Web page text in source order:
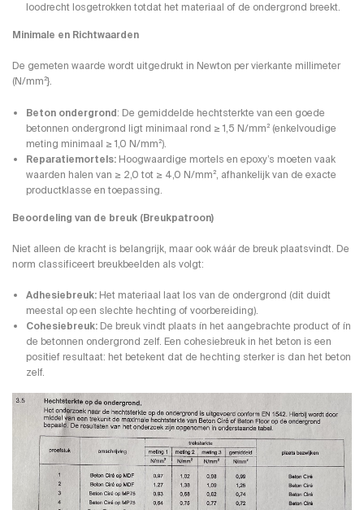
loodrecht losgetrokken totdat het materiaal of de ondergrond breekt.
Minimale en Richtwaarden
De gemeten waarde wordt uitgedrukt in Newton per vierkante millimeter
(N/mm²}.
Beton ondergrond: De gemiddelde hechtsterkte van een goede
betonnen ondergrond ligt minimaal rond ≥ 1,5 N/mm² (enkelvoudige
meting minimaal ≥ 1,0 N/mm²).
Reparatiemortels: Hoogwaardige mortels en epoxy’s moeten vaak
waarden halen van ≥ 2,0 tot ≥ 4,0 N/mm², afhankelijk van de exacte
productklasse en toepassing.
Beoordeling van de breuk (Breukpatroon)
Niet alleen de kracht is belangrijk, maar ook wáár de breuk plaatsvindt. De
norm classificeert breukbeelden als volgt:
Adhesiebreuk: Het materiaal laat los van de ondergrond (dit duidt
meestal op een slechte hechting of voorbereiding).
Cohesiebreuk: De breuk vindt plaats ín het aangebrachte product of ín
de betonnen ondergrond zelf. Een cohesiebreuk in het beton is een
positief resultaat: het betekent dat de hechting sterker is dan het beton
zelf.